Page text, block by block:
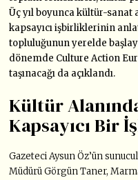
Üç yıl boyunca kültür-sanat
kapsayıcı işbirliklerinin
topluluğunun yerelde
dönemde Culture Action
taşınacağı da açıklandı.
Kültür
Kapsayıcı Bir
Gazeteci Aysun Öz’ün
Müdürü Görgün Taner,